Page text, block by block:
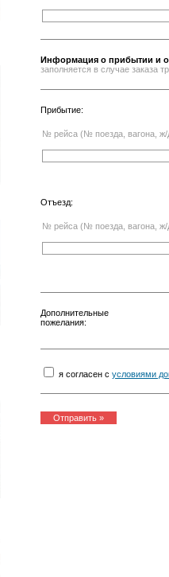
Информация о прибытии и
заполняется в случае заказа
Прибытие:
№ рейса (№ поезда, вагона, ж/
Отъезд:
№ рейса (№ поезда, вагона, ж/
Дополнительные
пожелания:
я согласен с условиями